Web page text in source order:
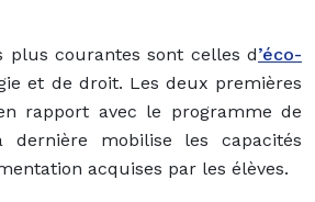
plus courantes sont celles d’éco-
et de droit. Les deux premières
rapport avec le programme de
dernière mobilise les capacités
acquises par les élèves.